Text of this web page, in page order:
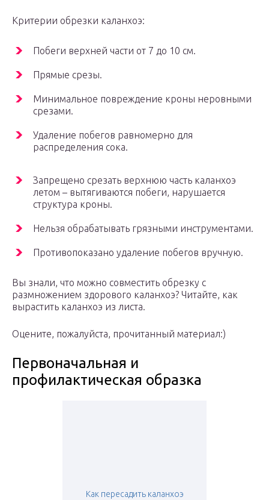
Критерии обрезки каланхоэ:
Побеги верхней части от 7 до 10 см.
Прямые срезы.
Минимальное повреждение кроны неровными
срезами.
Удаление побегов равномерно для
распределения сока.
Запрещено срезать верхнюю часть каланхоэ
летом – вытягиваются побеги, нарушается
структура кроны.
Нельзя обрабатывать грязными инструментами.
Противопоказано удаление побегов вручную.
Вы знали, что можно совместить обрезку с
размножением здорового каланхоэ? Читайте, как
вырастить каланхоэ из листа.
Оцените, пожалуйста, прочитанный материал:)
Первоначальная и
профилактическая образка
Как пересадить каланхоэ